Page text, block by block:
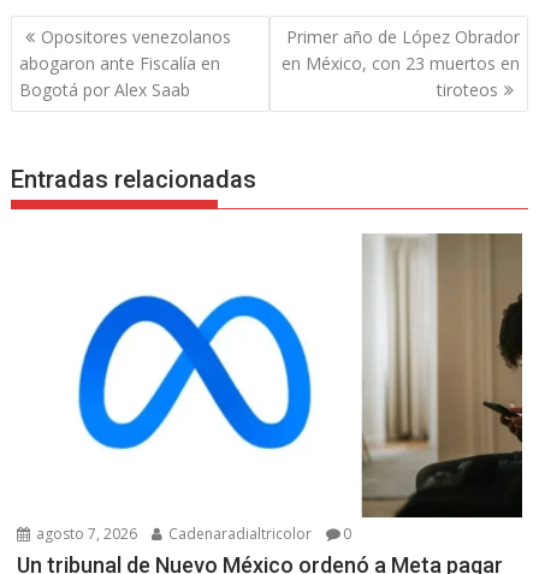
Navegación
de
entradas
Opositores venezolanos
abogaron ante Fiscalía en
Bogotá por Alex Saab
Primer año de López Obrador
en México, con 23 muertos en
tiroteos
Entradas relacionadas
agosto 7, 2026 Cadenaradialtricolor 0
Un tribunal de Nuevo México ordenó a Meta pagar